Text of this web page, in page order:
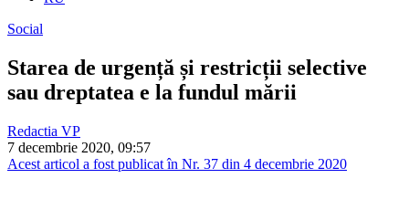
Social
Starea de urgență și restricții selective
sau dreptatea e la fundul mării
Redactia VP
7 decembrie 2020, 09:57
Acest articol a fost publicat în Nr. 37 din 4 decembrie 2020